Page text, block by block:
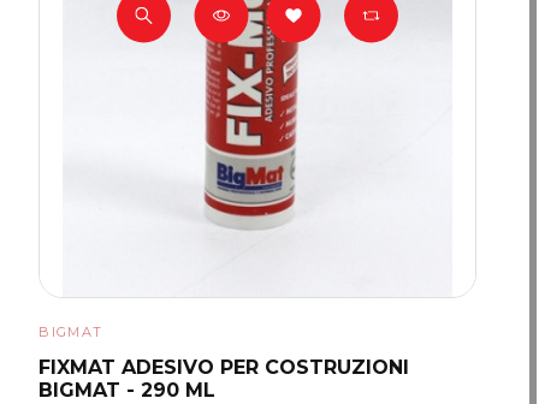
BIGMAT
FIXMAT ADESIVO PER COSTRUZIONI
BIGMAT - 290 ML